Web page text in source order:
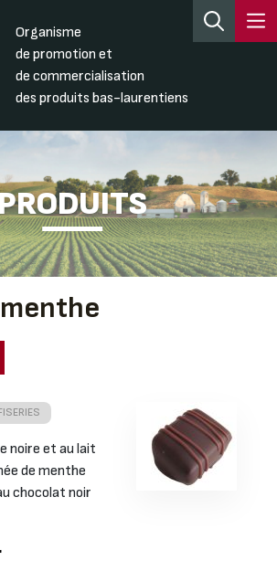
Organisme
de promotion et
de commercialisation
des produits bas-laurentiens
noire et au lait
de menthe
chocolat noir